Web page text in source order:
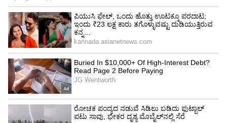
2026 ರ ಅಂತ್ಯದ ಮೊದಲು ಮದುವೆಯಾಗುತ್ತೀರಾ? ನಿಮ್ಮ
ಜನ್ಮ ದಿನಾಂಕದಿಂದ ಕಂಡುಹಿಡಿಯಿರಿ.
5
5